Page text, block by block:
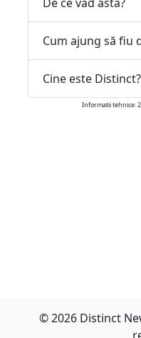
Cum ajung să fiu
Cine este Distinct?
Informatii tehnice:
© 2026 Distinct